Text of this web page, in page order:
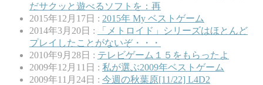
だサクッと遊べるソフトを：再
2015年12月17日 : 2015年 My ベストゲーム
2014年3月20日 :
「メトロイド」シリーズはほとんど
プレイしたことがないぞ・・・
2010年9月28日 : テレビゲーム１５をもらったよ
2009年12月11日 : 私が選ぶ2009年ベストゲーム
2009年11月24日 : 今週の秋葉原[11/22] L4D2